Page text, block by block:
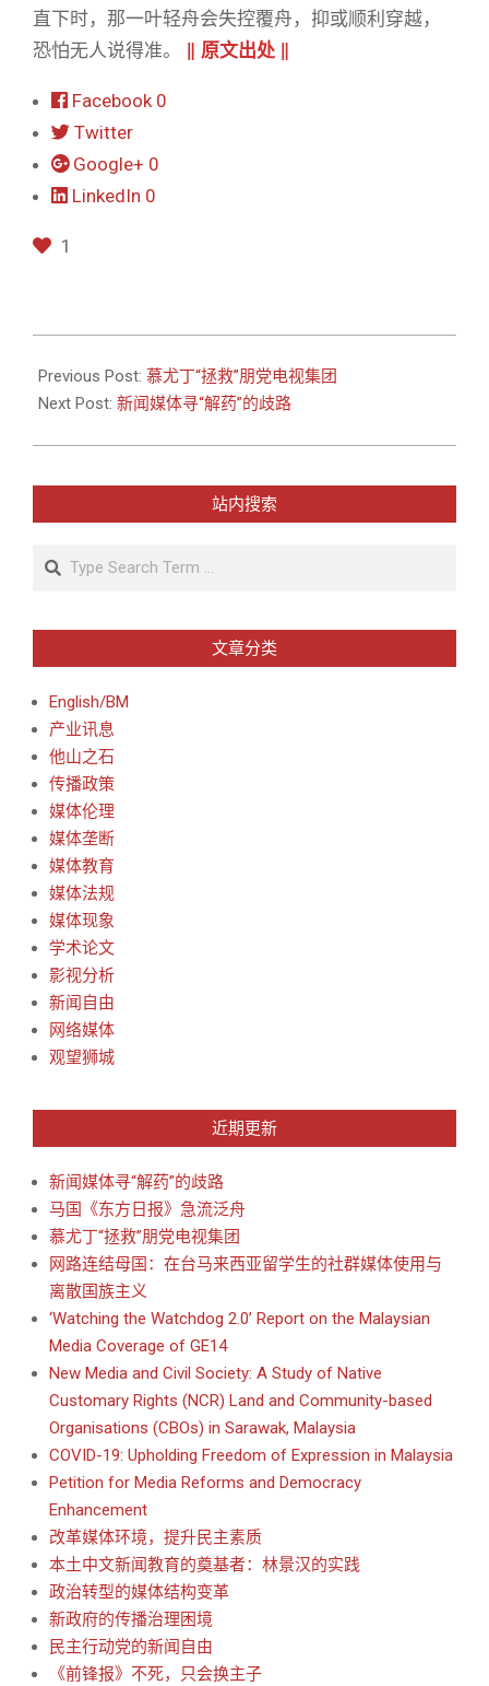
直下时，那一叶轻舟会失控覆舟，抑或顺利穿越，
恐怕无人说得准。
原文出处‖
Facebook 0
Twitter
Google+ 0
LinkedIn 0
1
04-
08
Previous Post: 慕尤丁“拯救”朋党电视集团
Next Post: 新闻媒体寻“解药”的歧路
站内搜索
Search
文章分类
English/BM
产业讯息
他山之石
传播政策
媒体伦理
媒体垄断
媒体教育
媒体法规
媒体现象
学术论文
影视分析
新闻自由
网络媒体
观望狮城
近期更新
新闻媒体寻“解药”的歧路
马国《东方日报》急流泛舟
慕尤丁“拯救”朋党电视集团
网路连结母国：在台马来西亚留学生的社群媒体使用与
离散国族主义
‘Watching the Watchdog 2.0’ Report on the Malaysian
Media Coverage of GE14
New Media and Civil Society: A Study of Native
Customary Rights (NCR) Land and Community-based
Organisations (CBOs) in Sarawak, Malaysia
COVID-19: Upholding Freedom of Expression in Malaysia
Petition for Media Reforms and Democracy
Enhancement
改革媒体环境，提升民主素质
本土中文新闻教育的奠基者：林景汉的实践
政治转型的媒体结构变革
新政府的传播治理困境
民主行动党的新闻自由
《前锋报》不死，只会换主子